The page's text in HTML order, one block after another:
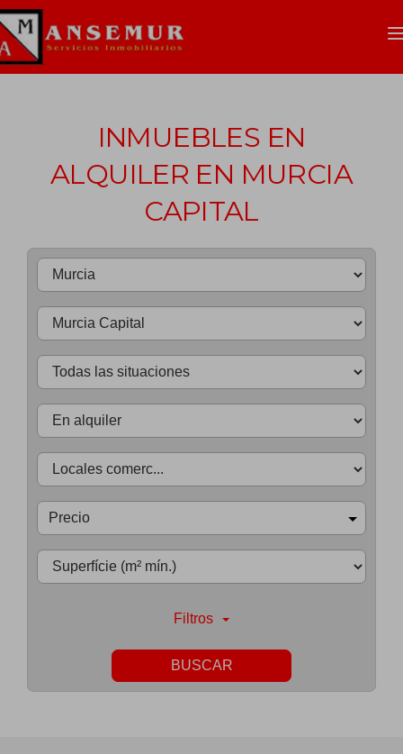
INMUEBLES EN
ALQUILER EN MURCIA
CAPITAL
Precio
Filtros
BUSCAR